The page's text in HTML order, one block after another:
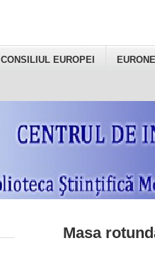
CONSILIUL EUROPEI
Masa